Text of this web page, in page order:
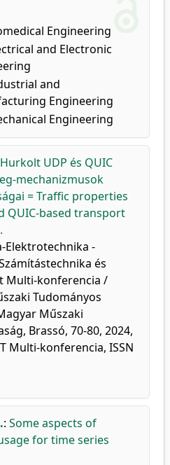
Engineering
and Electronic
and
Engineering
Engineering
Hurkolt UDP és QUIC
mechanizmusok
= Traffic properties
QUIC-based transport
Elektrotechnika -
Számítástechnika és
Multi-konferencia /
Tudományos
Műszaki
Brassó, 70-80, 2024,
Multi-konferencia, ISSN
: Some aspects of
for time series